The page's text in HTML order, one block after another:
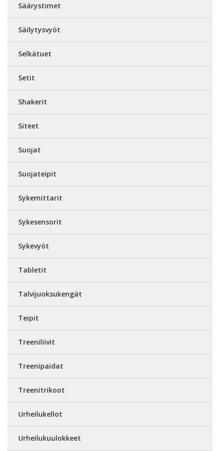
Säärystimet
Säilytysvyöt
Selkätuet
Setit
Shakerit
Siteet
Suojat
Suojateipit
Sykemittarit
Sykesensorit
Sykevyöt
Tabletit
Talvijuoksukengät
Teipit
Treeniliivit
Treenipaidat
Treenitrikoot
Urheilukellot
Urheilukuulokkeet